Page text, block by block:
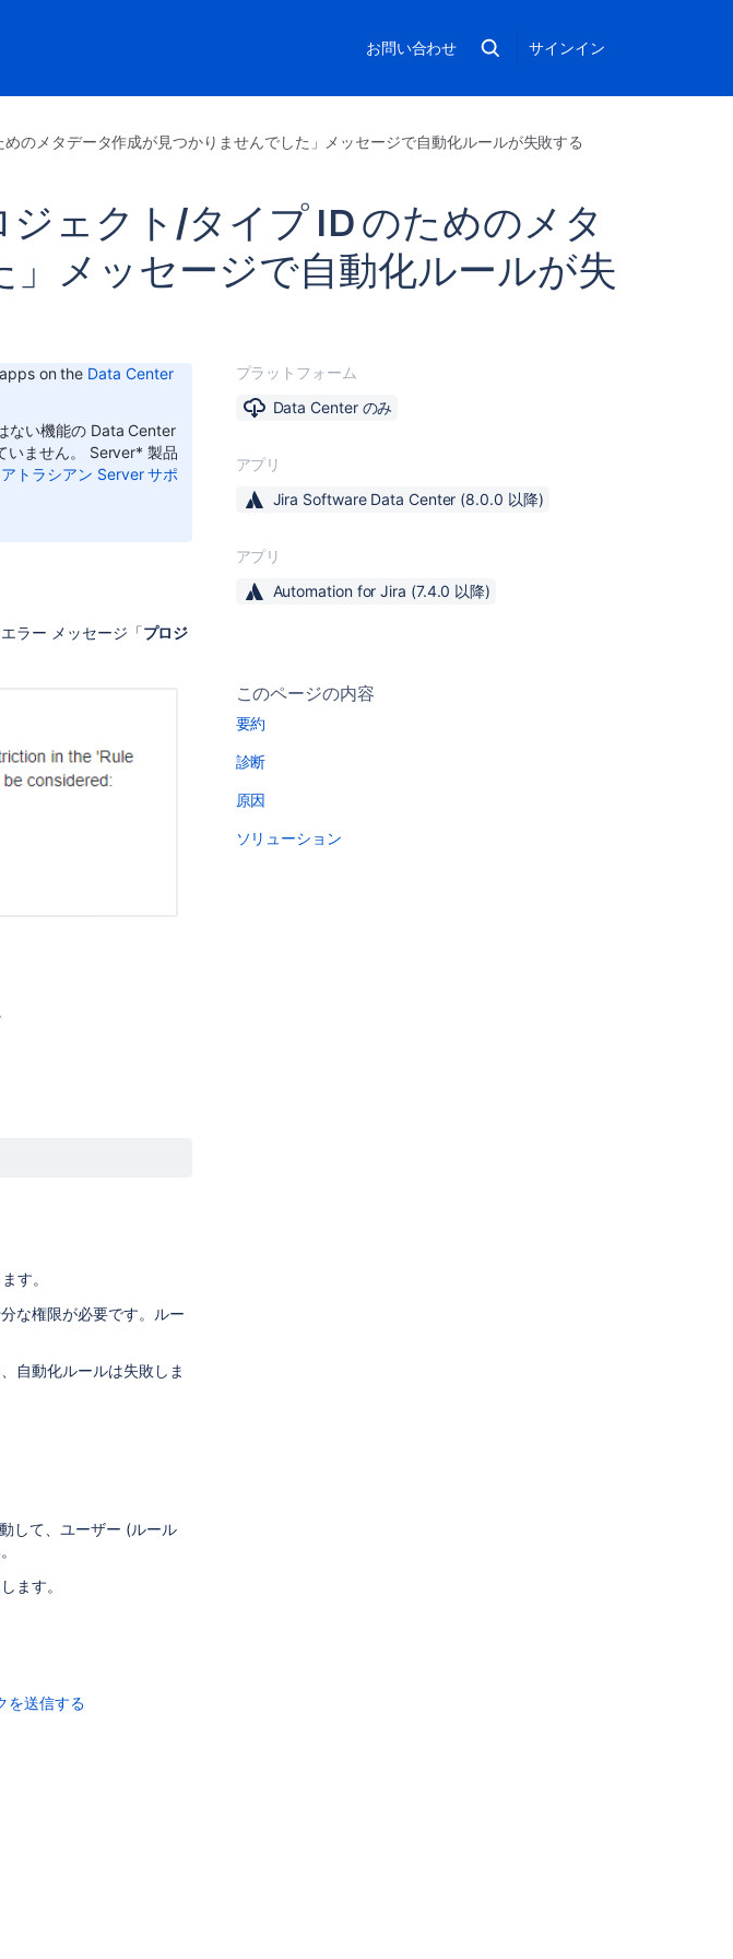
お問い合わせ サインイン
のメタデータ作成が見つかりませんでした」メッセージで自動化ルールが失敗する
ェクト/タイプ ID のためのメタ
メッセージで自動化ルールが失
on the Data Center
ない機能の Data Center
いません。 Server* 製品
アトラシアン Server サポ
ラー メッセージ「プロジ
す。
な権限が必要です。ルー
自動化ルールは失敗しま
して、ユーザー (ルール
ます。
を送信する
プラットフォーム
Data Center のみ
アプリ
Jira Software Data Center (8.0.0 以降)
アプリ
Automation for Jira (7.4.0 以降)
このページの内容
要約
診断
原因
ソリューション